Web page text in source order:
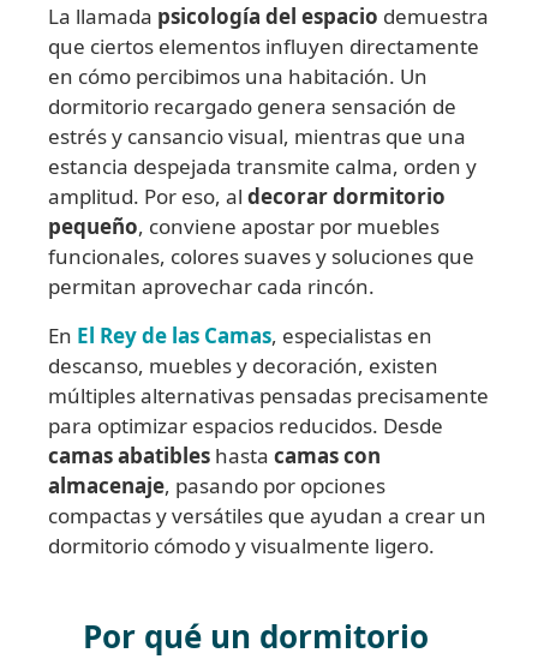
La llamada psicología del espacio demuestra
que ciertos elementos influyen directamente
en cómo percibimos una habitación. Un
dormitorio recargado genera sensación de
estrés y cansancio visual, mientras que una
estancia despejada transmite calma, orden y
amplitud. Por eso, al decorar dormitorio
pequeño, conviene apostar por muebles
funcionales, colores suaves y soluciones que
permitan aprovechar cada rincón.
En El Rey de las Camas, especialistas en
descanso, muebles y decoración, existen
múltiples alternativas pensadas precisamente
para optimizar espacios reducidos. Desde
camas abatibles hasta camas con
almacenaje, pasando por opciones
compactas y versátiles que ayudan a crear un
dormitorio cómodo y visualmente ligero.
Por qué un dormitorio